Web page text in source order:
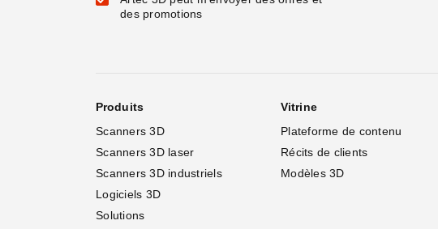
des promotions
Produits
Scanners 3D
Scanners 3D laser
Scanners 3D industriels
Logiciels 3D
Solutions
Vitrine
Plateforme de contenu
Récits de clients
Modèles 3D